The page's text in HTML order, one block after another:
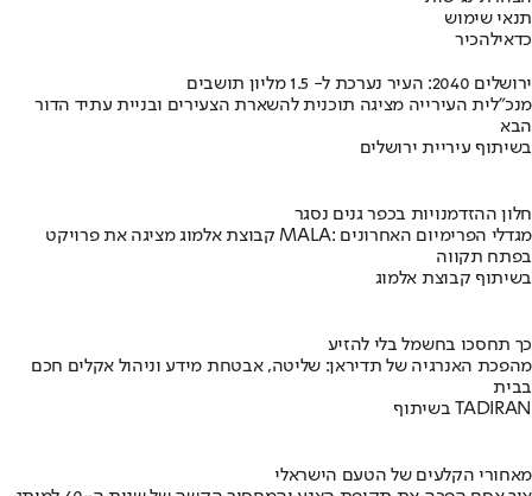
תנאי שימוש
כדאילהכיר
ירושלים 2040: העיר נערכת ל- 1.5 מליון תושבים
מנכ"לית העירייה מציגה תוכנית להשארת הצעירים ובניית עתיד הדור
הבא
בשיתוף עיריית ירושלים
חלון ההזדמנויות בכפר גנים נסגר
קבוצת אלמוג מציגה את פרויקט MALA: מגדלי הפרימיום האחרונים
בפתח תקווה
בשיתוף קבוצת אלמוג
כך תחסכו בחשמל בלי להזיע
מהפכת האנרגיה של תדיראן: שליטה, אבטחת מידע וניהול אקלים חכם
בבית
בשיתוף TADIRAN
מאחורי הקלעים של הטעם הישראלי